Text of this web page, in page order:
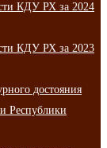
КДУ РХ за 2024
КДУ РХ за 2023
достояния
Республики